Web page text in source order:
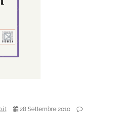
28 Settembre 2010